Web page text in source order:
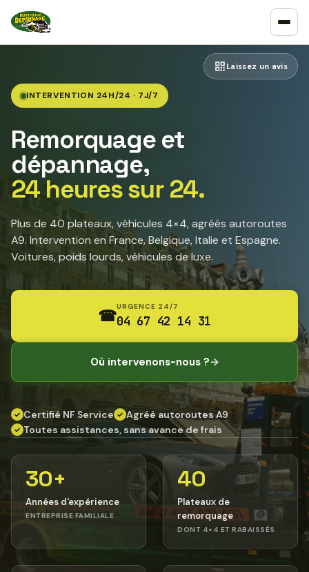
Laissez un avis
INTERVENTION 24H/24 · 7J/7
Remorquage et
dépannage,
24 heures sur 24.
Plus de 40 plateaux, véhicules 4×4, agréés autoroutes
A9. Intervention en France, Belgique, Italie et Espagne.
Voitures, poids lourds, véhicules de luxe.
☎URGENCE 24/7
04 67 42 14 31
Où intervenons-nous ?→
✓ Certifié NF Service ✓ Agréé autoroutes A9
✓ Toutes assistances, sans avance de frais
30+
Années d'expérience
ENTREPRISE FAMILIALE
40
Plateaux de
remorquage
DONT 4×4 ET RABAISSÉS